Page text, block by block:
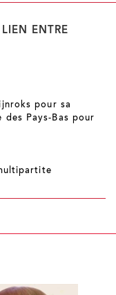
ENTRE
pour sa
des Pays-Bas pour